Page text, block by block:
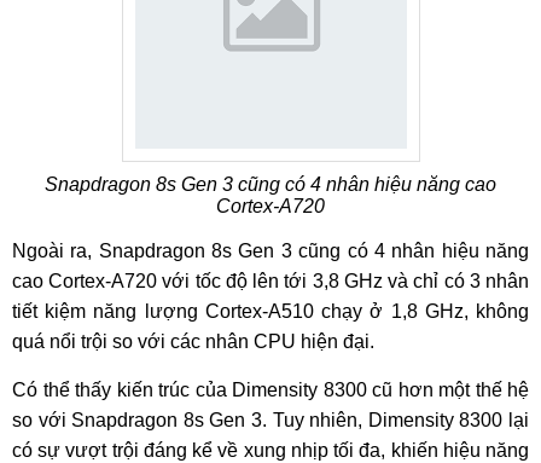
Snapdragon 8s Gen 3 cũng có 4 nhân hiệu năng cao
Cortex-A720
Ngoài ra, Snapdragon 8s Gen 3 cũng có 4 nhân hiệu năng
cao Cortex-A720 với tốc độ lên tới 3,8 GHz và chỉ có 3 nhân
tiết kiệm năng lượng Cortex-A510 chạy ở 1,8 GHz, không
quá nổi trội so với các nhân CPU hiện đại.
Có thể thấy kiến trúc của Dimensity 8300 cũ hơn một thế hệ
so với Snapdragon 8s Gen 3. Tuy nhiên, Dimensity 8300 lại
có sự vượt trội đáng kể về xung nhịp tối đa, khiến hiệu năng